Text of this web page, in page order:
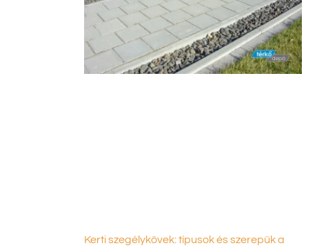
Kerti szegélykövek: típusok és szerepük a